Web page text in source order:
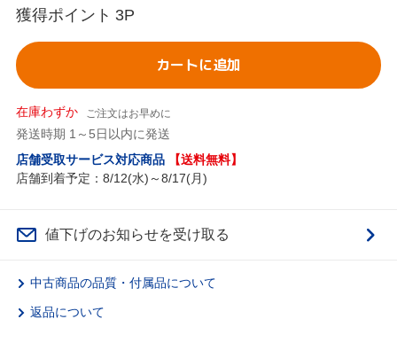
獲得ポイント 3P
カートに追加
在庫わずか ご注文はお早めに
発送時期 1～5日以内に発送
店舗受取サービス対応商品
【送料無料】
店舗到着予定：8/12(水)～8/17(月)
値下げのお知らせを受け取る
中古商品の品質・付属品について
返品について